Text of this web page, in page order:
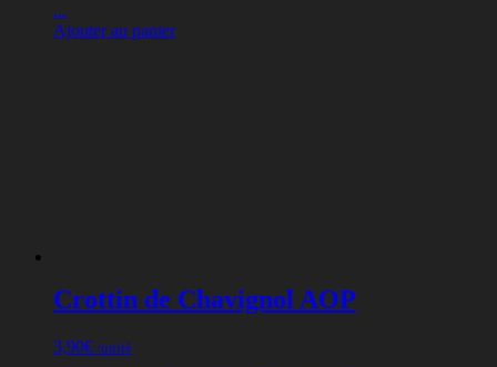
...
Ajouter au panier
Crottin de Chavignol AOP
3,90€ /unité